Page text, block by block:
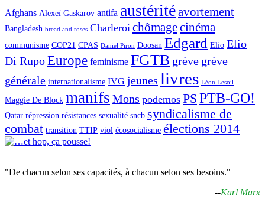
Afghans Alexeï Gaskarov antifa austéritéavortement
Bangladesh bread and roses Charleroi chômagecinéma
communisme COP21 CPAS Daniel Piron Doosan Edgard Elio Elio
Di RupoEurope feminisme FGTB grève grève
générale internationalisme IVG jeunes livres Léon Lesoil
Maggie De Block manifs Mons podemos PS PTB-GO!
Qatar répression résistances sexualité sncb syndicalisme de
combat transition TTIP viol écosocialisme élections 2014
"De chacun selon ses capacités, à chacun selon ses besoins."
--Karl Marx